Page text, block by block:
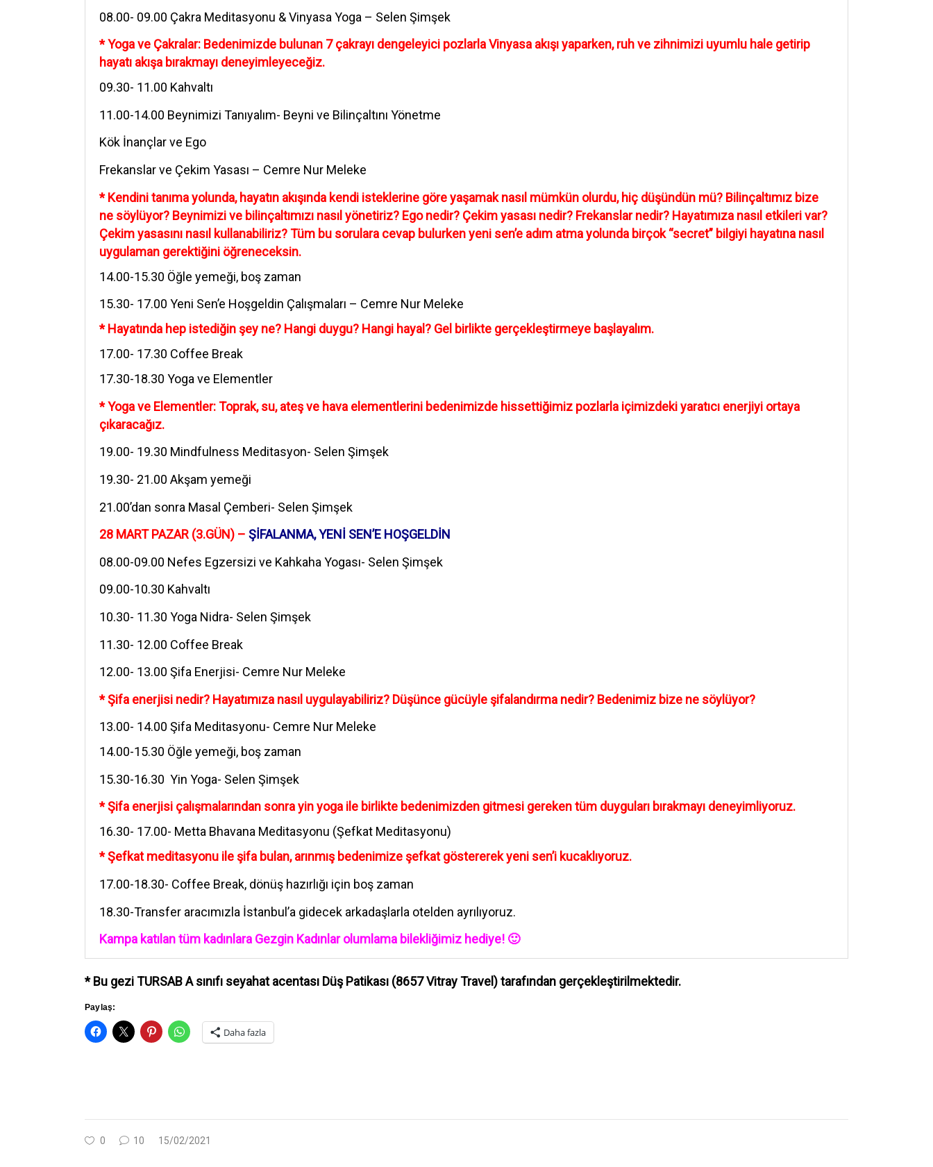
‪08.00- 09.00 Çakra Meditasyonu & Vinyasa Yoga – Selen Şimşek
* Yoga ve Çakralar: Bedenimizde bulunan 7 çakrayı dengeleyici pozlarla Vinyasa akışı yaparken, ruh ve zihnimizi uyumlu hale getirip
hayatı akışa bırakmayı deneyimleyeceğiz.
‪09.30- 11.00 Kahvaltı
‪11.00-14.00 Beynimizi Tanıyalım- Beyni ve Bilinçaltını Yönetme
Kök İnançlar ve Ego
Frekanslar ve Çekim Yasası – Cemre Nur Meleke
* Kendini tanıma yolunda, hayatın akışında kendi isteklerine göre yaşamak nasıl mümkün olurdu, hiç düşündün mü? Bilinçaltımız bize
ne söylüyor? Beynimizi ve bilinçaltımızı nasıl yönetiriz? Ego nedir? Çekim yasası nedir? Frekanslar nedir? Hayatımıza nasıl etkileri var?
Çekim yasasını nasıl kullanabiliriz? Tüm bu sorulara cevap bulurken yeni sen’e adım atma yolunda birçok “secret” bilgiyi hayatına nasıl
uygulaman gerektiğini öğreneceksin.
‪14.00-15.30 Öğle yemeği, boş zaman
15.30- 17.00 Yeni Sen’e Hoşgeldin Çalışmaları – Cemre Nur Meleke
* Hayatında hep istediğin şey ne? Hangi duygu? Hangi hayal? Gel birlikte gerçekleştirmeye başlayalım.
‪17.00- 17.30 Coffee Break
‪17.30-18.30 Yoga ve Elementler
* Yoga ve Elementler: Toprak, su, ateş ve hava elementlerini bedenimizde hissettiğimiz pozlarla içimizdeki yaratıcı enerjiyi ortaya
çıkaracağız.
‪19.00- 19.30 Mindfulness Meditasyon- Selen Şimşek
19.30- 21.00 Akşam yemeği
21.00’dan sonra Masal Çemberi- Selen Şimşek
28 MART PAZAR (3.GÜN) – ŞİFALANMA, YENİ SEN’E HOŞGELDİN
‪08.00-09.00 Nefes Egzersizi ve Kahkaha Yogası- Selen Şimşek
‪09.00-10.30 Kahvaltı
‪10.30- 11.30 Yoga Nidra- Selen Şimşek
‪11.30- 12.00 Coffee Break
‪12.00- 13.00 Şifa Enerjisi- Cemre Nur Meleke
* Şifa enerjisi nedir? Hayatımıza nasıl uygulayabiliriz? Düşünce gücüyle şifalandırma nedir? Bedenimiz bize ne söylüyor?
13.00- 14.00 Şifa Meditasyonu- Cemre Nur Meleke
‪14.00-15.30 Öğle yemeği, boş zaman
15.30-16.30 Yin Yoga- Selen Şimşek
* Şifa enerjisi çalışmalarından sonra yin yoga ile birlikte bedenimizden gitmesi gereken tüm duyguları bırakmayı deneyimliyoruz.
16.30- 17.00- Metta Bhavana Meditasyonu (Şefkat Meditasyonu)
* Şefkat meditasyonu ile şifa bulan, arınmış bedenimize şefkat göstererek yeni sen’i kucaklıyoruz.
17.00-18.30- Coffee Break, dönüş hazırlığı için boş zaman
18.30-Transfer aracımızla İstanbul’a gidecek arkadaşlarla otelden ayrılıyoruz.
Kampa katılan tüm kadınlara Gezgin Kadınlar olumlama bilekliğimiz hediye! 🙂
* Bu gezi TURSAB A sınıfı seyahat acentası Düş Patikası (8657 Vitray Travel) tarafından gerçekleştirilmektedir.
Paylaş:
Daha fazla
0 10 15/02/2021